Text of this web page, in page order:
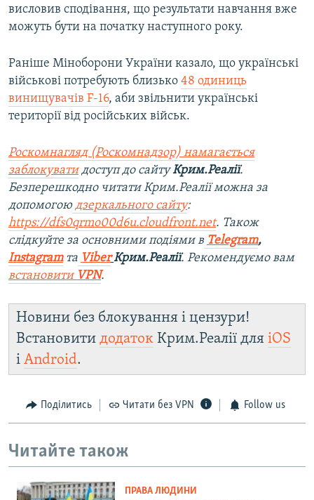
висловив сподівання, що результати навчання вже
можуть бути на початку наступного року.
Раніше Міноборони України казало, що українські
військові потребують близько 48 одиниць
винищувачів F-16, аби звільнити українські
території від російських військ.
Роскомнагляд (Роскомнадзор) намагається
заблокуватидоступ до сайтуКрим.Реалії.
Безперешкодно читати Крим.Реалії можна за
допомогою дзеркального сайту:
https://dfs0qrmo00d6u.cloudfront.net. Також
слідкуйте за основними подіями в Telegram,
Instagramта Viber Крим.Реалії. Рекомендуємо вам
встановити VPN.
Новини без блокування і цензури!
Встановити додаток Крим.Реалії для iOS
і Android.
Поділитись Читати без VPN Follow us
Читайте також
ПРАВА ЛЮДИНИ